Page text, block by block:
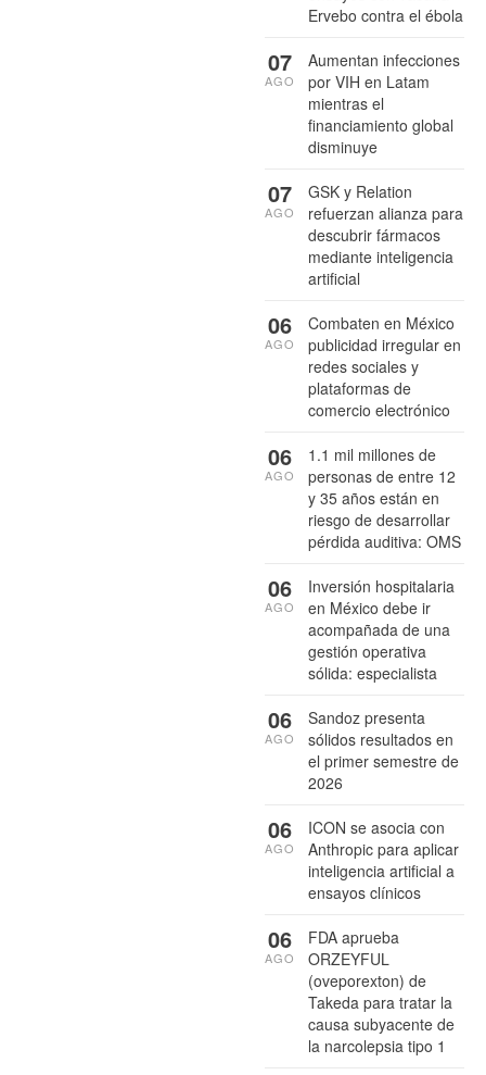
Ervebo contra el ébola
Aumentan infecciones
por VIH en Latam
mientras el
financiamiento global
disminuye
07
AGO
GSK y Relation
refuerzan alianza para
descubrir fármacos
mediante inteligencia
artificial
07
AGO
Combaten en México
publicidad irregular en
redes sociales y
plataformas de
comercio electrónico
06
AGO
1.1 mil millones de
personas de entre 12
y 35 años están en
riesgo de desarrollar
pérdida auditiva: OMS
06
AGO
Inversión hospitalaria
en México debe ir
acompañada de una
gestión operativa
sólida: especialista
06
AGO
Sandoz presenta
sólidos resultados en
el primer semestre de
2026
06
AGO
ICON se asocia con
Anthropic para aplicar
inteligencia artificial a
ensayos clínicos
06
AGO
FDA aprueba
ORZEYFUL
(oveporexton) de
Takeda para tratar la
causa subyacente de
la narcolepsia tipo 1
06
AGO